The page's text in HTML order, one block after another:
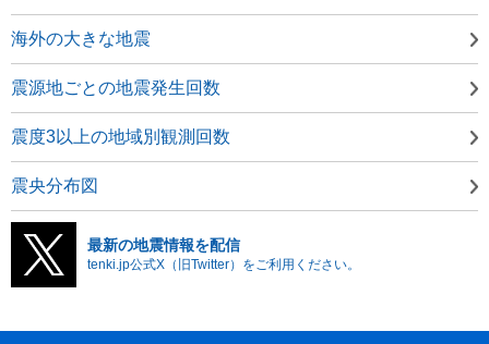
海外の大きな地震
震源地ごとの地震発生回数
震度3以上の地域別観測回数
震央分布図
最新の地震情報を配信
tenki.jp公式X（旧Twitter）をご利用ください。